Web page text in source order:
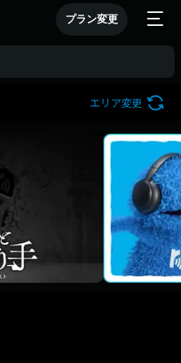
プラン変更
エリア変更